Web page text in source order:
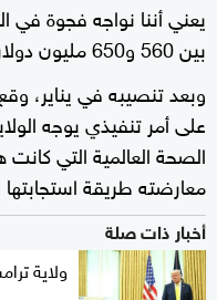
بين 560 و650 مليون دولار".
وبعد تنصيبه في يناير،
على أمر تنفيذي يوجه
الصحة العالمية التي
معارضته طريقة استجابتها
أخبار ذات صلة
ولاية ترامب